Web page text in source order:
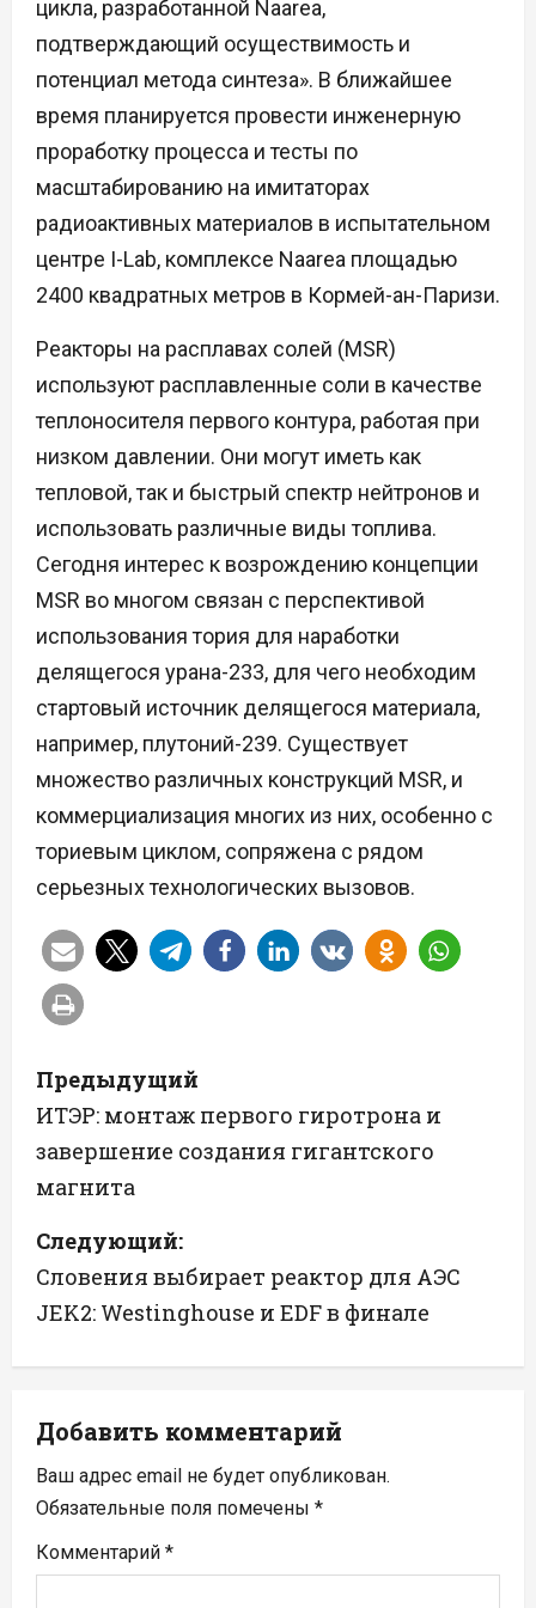
цикла, разработанной Naarea,
подтверждающий осуществимость и
потенциал метода синтеза». В ближайшее
время планируется провести инженерную
проработку процесса и тесты по
масштабированию на имитаторах
радиоактивных материалов в испытательном
центре I-Lab, комплексе Naarea площадью
2400 квадратных метров в Кормей-ан-Паризи.
Реакторы на расплавах солей (MSR)
используют расплавленные соли в качестве
теплоносителя первого контура, работая при
низком давлении. Они могут иметь как
тепловой, так и быстрый спектр нейтронов и
использовать различные виды топлива.
Сегодня интерес к возрождению концепции
MSR во многом связан с перспективой
использования тория для наработки
делящегося урана-233, для чего необходим
стартовый источник делящегося материала,
например, плутоний-239. Существует
множество различных конструкций MSR, и
коммерциализация многих из них, особенно с
ториевым циклом, сопряжена с рядом
серьезных технологических вызовов.
Н
а
в
г
а
ц
и
я
п
о
Предыдущий
ИТЭР: монтаж первого гиротрона и
завершение создания гигантского
магнита
Следующий:
Словения выбирает реактор для АЭС
JEK2: Westinghouse и EDF в финале
Добавить комментарий
Ваш адрес email не будет опубликован.
Обязательные поля помечены *
Комментарий *